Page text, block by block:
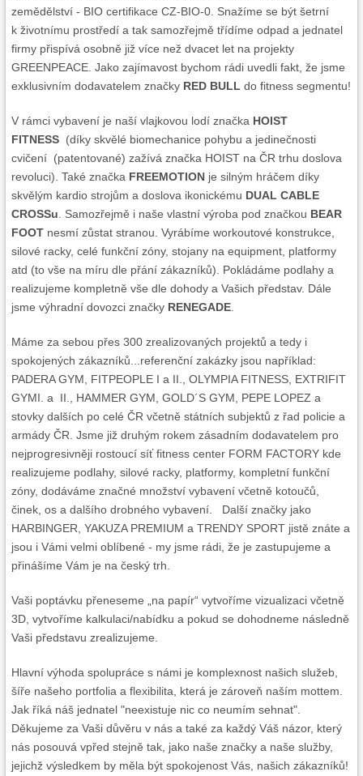
zemědělství - BIO certifikace CZ-BIO-0. Snažíme se být šetrní
k životnímu prostředí a tak samozřejmě třídíme odpad a jednatel
firmy přispívá osobně již více než dvacet let na projekty
GREENPEACE. Jako zajímavost bychom rádi uvedli fakt, že jsme
exklusivním dodavatelem značky RED BULL do fitness segmentu!
V rámci vybavení je naší vlajkovou lodí značka HOIST
FITNESS (díky skvělé biomechanice pohybu a jedinečnosti
cvičení (patentované) zažívá značka HOIST na ČR trhu doslova
revoluci). Také značka FREEMOTION je silným hráčem díky
skvělým kardio strojům a doslova ikonickému DUAL CABLE
CROSSu . Samozřejmě i naše vlastní výroba pod značkou BEAR
FOOT nesmí zůstat stranou. Vyrábíme workoutové konstrukce,
silové racky, celé funkční zóny, stojany na equipment, platformy
atd (to vše na míru dle přání zákazníků). Pokládáme podlahy a
realizujeme kompletně vše dle dohody a Vašich představ. Dále
jsme výhradní dovozci značky RENEGADE
Máme za sebou přes 300 zrealizovaných projektů a tedy i
spokojených zákazníků...referenční zakázky jsou například:
PADERA GYM, FITPEOPLE I a II., OLYMPIA FITNESS, EXTRIFIT
GYMI. a II., HAMMER GYM, GOLD´S GYM, PEPE LOPEZ a
stovky dalších po celé ČR včetně státních subjektů z řad policie a
armády ČR. Jsme již druhým rokem zásadním dodavatelem pro
nejprogresivněji rostoucí síť fitness center FORM FACTORY kde
realizujeme podlahy, silové racky, platformy, kompletní funkční
zóny, dodáváme značné množství vybavení včetně kotoučů,
činek, os a dalšího drobného vybavení. Další značky jako
HARBINGER, YAKUZA PREMIUM a TRENDY SPORT jistě znáte a
jsou i Vámi velmi oblíbené - my jsme rádi, že je zastupujeme a
přinášíme Vám je na český trh.
Vaši poptávku přeneseme „na papír“ vytvoříme vizualizaci včetně
3D, vytvoříme kalkulaci/nabídku a pokud se dohodneme následně
Vaši představu zrealizujeme.
Hlavní výhoda spolupráce s námi je komplexnost našich služeb,
šíře našeho portfolia a flexibilita, která je zároveň naším mottem.
Jak říká náš jednatel "neexistuje nic co neumím sehnat".
Děkujeme za Vaši důvěru v nás a také za každý Váš názor, který
nás posouvá vpřed stejně tak, jako naše značky a naše služby,
jejichž výsledkem by měla být spokojenost Vás, našich zákazníků!